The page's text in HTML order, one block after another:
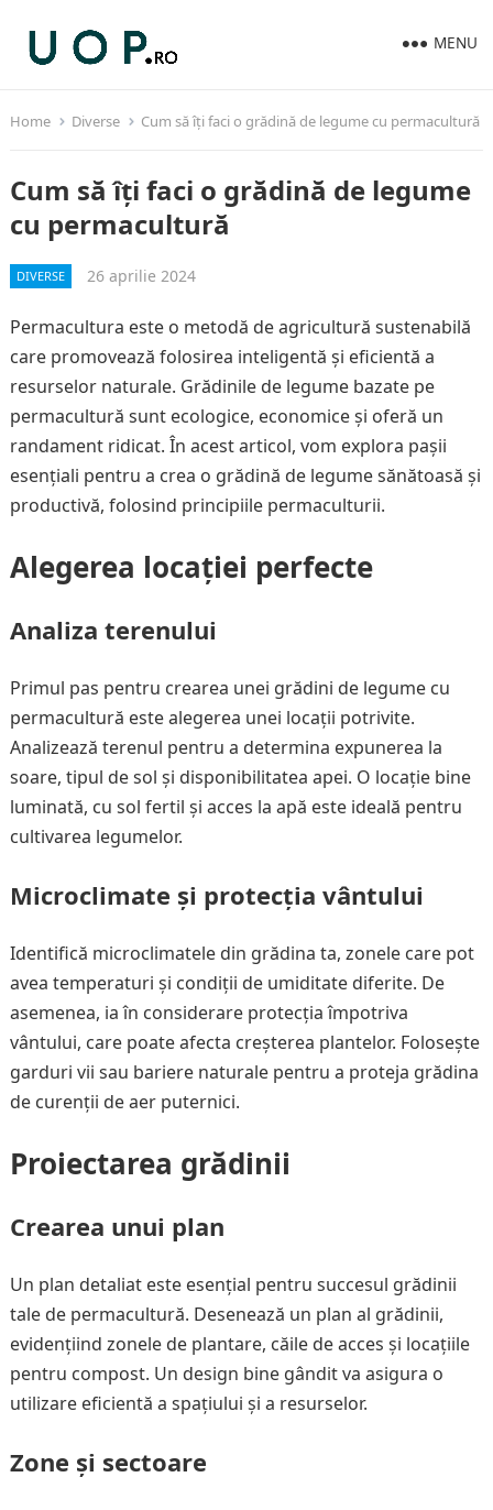
MENU
Home Diverse Cum să îți faci o grădină de legume cu permacultură
Cum să îți faci o grădină de legume
cu permacultură
DIVERSE 26 aprilie 2024
Permacultura este o metodă de agricultură sustenabilă
care promovează folosirea inteligentă și eficientă a
resurselor naturale. Grădinile de legume bazate pe
permacultură sunt ecologice, economice și oferă un
randament ridicat. În acest articol, vom explora pașii
esențiali pentru a crea o grădină de legume sănătoasă și
productivă, folosind principiile permaculturii.
Alegerea locației perfecte
Analiza terenului
Primul pas pentru crearea unei grădini de legume cu
permacultură este alegerea unei locații potrivite.
Analizează terenul pentru a determina expunerea la
soare, tipul de sol și disponibilitatea apei. O locație bine
luminată, cu sol fertil și acces la apă este ideală pentru
cultivarea legumelor.
Microclimate și protecția vântului
Identifică microclimatele din grădina ta, zonele care pot
avea temperaturi și condiții de umiditate diferite. De
asemenea, ia în considerare protecția împotriva
vântului, care poate afecta creșterea plantelor. Folosește
garduri vii sau bariere naturale pentru a proteja grădina
de curenții de aer puternici.
Proiectarea grădinii
Crearea unui plan
Un plan detaliat este esențial pentru succesul grădinii
tale de permacultură. Desenează un plan al grădinii,
evidențiind zonele de plantare, căile de acces și locațiile
pentru compost. Un design bine gândit va asigura o
utilizare eficientă a spațiului și a resurselor.
Zone și sectoare